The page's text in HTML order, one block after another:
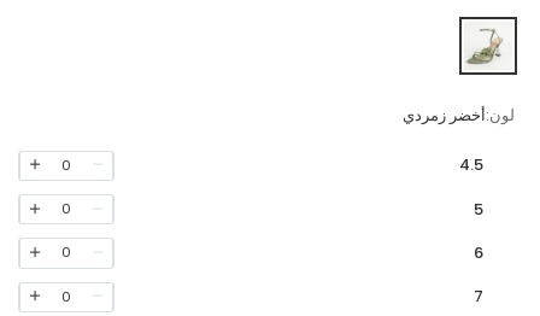
لون:أخضر زمردي
4.5
0
5
0
6
0
7
0